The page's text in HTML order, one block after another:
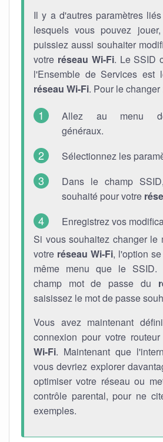
Il y a d'autres paramètres
lesquels vous pouvez
puissiez aussi souhaiter
votre réseau Wi-Fi. Le SSID
l'Ensemble de Services est
réseau Wi-Fi. Pour le changer
Allez au menu
généraux.
Sélectionnez les
Dans le champ
souhaité pour votre
Enregistrez vos
Si vous souhaitez changer le
votre réseau Wi-Fi, l'option
même menu que le SSID.
champ mot de passe du
saisissez le mot de passe
Vous avez maintenant
connexion pour votre
Wi-Fi. Maintenant que
vous devriez explorer
optimiser votre réseau ou
contrôle parental, pour ne
exemples.